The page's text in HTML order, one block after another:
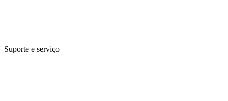
Suporte e serviço